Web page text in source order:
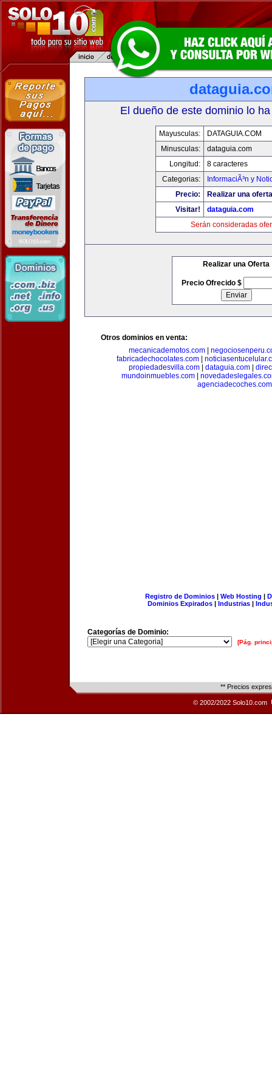
El dueño de este dominio lo
Mayusculas:
DATAGUIA.COM
Minusculas:
dataguia.com
Longitud:
8 caracteres
Categorias:
InformaciÃ³n y
Precio:
Realizar una
Visitar!
dataguia.com
Serán consideradas
Realizar una Oferta
Precio Ofrecido $
Otros dominios en venta:
mecanicademotos.com|
fabricadechocolates.com|
propiedadesvilla.com| dataguia.com|
mundoinmuebles.com
agenciadecoches.com
Registro de Dominios| Web Hosting |
Dominios Expirados | Industrias |
Categorías de Dominio:
[Pág.
** Precios
© 2002/2022 Solo10.com